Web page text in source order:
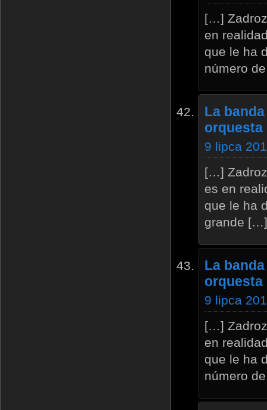
[…]
en
que le ha
número
La
orquesta
9 lipca
[…]
es en
que le ha
grande […]
La
orquesta
9 lipca
[…]
en
que le ha
número